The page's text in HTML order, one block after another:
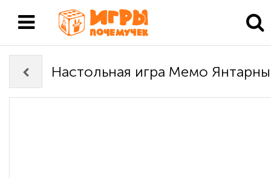
Настольная игра Мемо